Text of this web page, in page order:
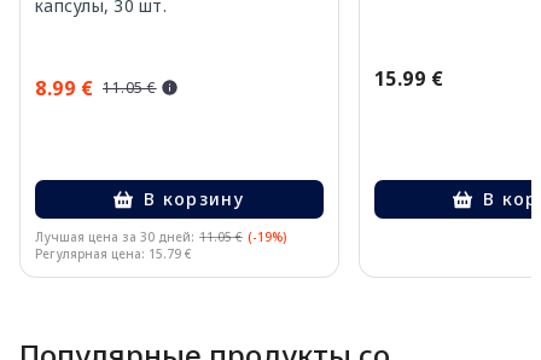
капсулы, 30 шт.
8.99 € 11.05 €
В корзину
Лучшая цена за 30 дней: 11.05 € (-19%)
Регулярная цена: 15.79 €
15.99 €
В